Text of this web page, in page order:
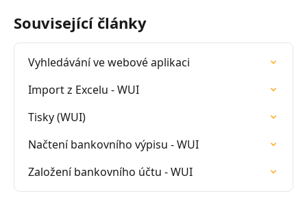
Související články
Vyhledávání ve webové aplikaci
Import z Excelu - WUI
Tisky (WUI)
Načtení bankovního výpisu - WUI
Založení bankovního účtu - WUI